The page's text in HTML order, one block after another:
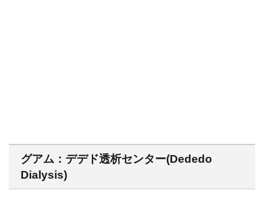
グアム：デデド透析センター(Dededo
Dialysis)